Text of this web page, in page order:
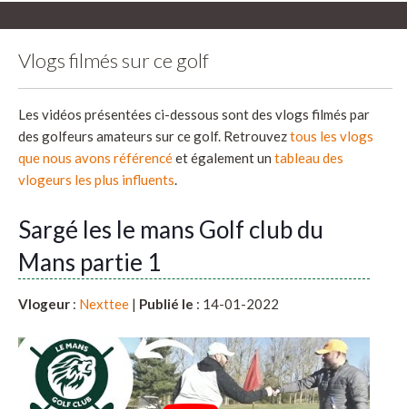
Vlogs filmés sur ce golf
Les vidéos présentées ci-dessous sont des vlogs filmés par
des golfeurs amateurs sur ce golf. Retrouveztous les vlogs
que nous avons référencéet également un tableau des
vlogeurs les plus influents.
Sargé les le mans Golf club du
Mans partie 1
Vlogeur : Nexttee | Publié le : 14-01-2022